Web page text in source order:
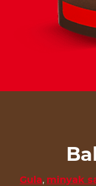
Gula, minyak